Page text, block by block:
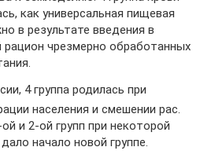
как универсальная пищевая
в результате введения в
чрезмерно обработанных
4 группа родилась при
населения и смешении рас.
и 2-ой групп при некоторой
начало новой группе.